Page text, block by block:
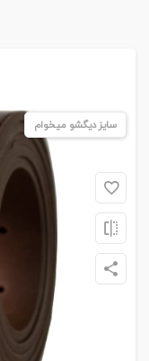
سایز دیگشو میخوام